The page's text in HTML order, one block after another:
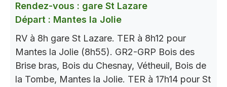
Rendez-vous : gare St Lazare
Départ : Mantes la Jolie
RV à 8h gare St Lazare. TER à 8h12 pour
Mantes la Jolie (8h55). GR2-GRP Bois des
Brise bras, Bois du Chesnay, Vétheuil, Bois de
la Tombe, Mantes la Jolie. TER à 17h14 pour St